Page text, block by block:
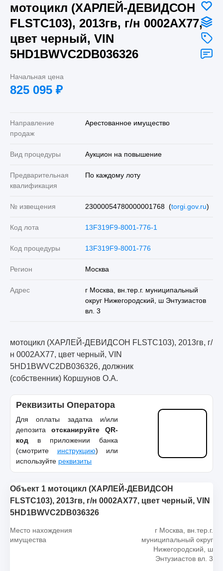
мотоцикл (ХАРЛЕЙ-ДЕВИДСОН
FLSTC103), 2013гв, г/н 0002АХ77,
цвет черный, VIN
5HD1BWVC2DB036326
Начальная цена
825 095 ₽
Направление
продаж
Арестованное имущество
Вид процедуры Аукцион на повышение
Предварительная
квалификация
По каждому лоту
№ извещения 23000054780000001768 (torgi.gov.ru)
Код лота 13F319F9-8001-776-1
Код процедуры 13F319F9-8001-776
Регион Москва
Адрес
г Москва, вн.тер.г. муниципальный
округ Нижегородский, ш Энтузиастов
вл. 3
мотоцикл (ХАРЛЕЙ-ДЕВИДСОН FLSTC103), 2013гв, г/
н 0002АХ77, цвет черный, VIN
5HD1BWVC2DB036326, должник
(собственник) Коршунов О.А.
Реквизиты Оператора
Для оплаты задатка и/или
депозита отсканируйте QR-
код в приложении банка
(смотрите инструкцию) или
используйте реквизиты
Объект 1 мотоцикл (ХАРЛЕЙ-ДЕВИДСОН
FLSTC103), 2013гв, г/н 0002АХ77, цвет черный, VIN
5HD1BWVC2DB036326
Место нахождения
имущества
г Москва, вн.тер.г.
муниципальный округ
Нижегородский, ш
Энтузиастов вл. 3